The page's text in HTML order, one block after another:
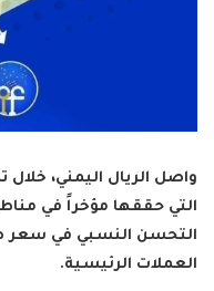
واصل الريال اليمني،
التي حققها مؤخراً في
التحسن النسبي في سعر
العملات الرئيسية.